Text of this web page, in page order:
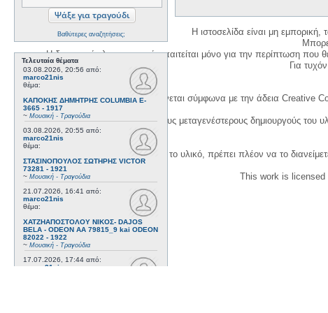
Βαθύτερες αναζητήσεις;
Τελευταία θέματα
03.08.2026, 20:56 από:
marco21nis
θέμα:
ΚΑΠΟΚΗΣ ΔΗΜΗΤΡΗΣ COLUMBIA E-
3665 - 1917
~ Μουσική - Τραγούδια
03.08.2026, 20:55 από:
marco21nis
θέμα:
ΣΤΑΣΙΝΟΠΟΥΛΟΣ ΣΩΤΗΡΗΣ VICTOR
73281 - 1921
~ Μουσική - Τραγούδια
21.07.2026, 16:41 από:
marco21nis
θέμα:
ΧΑΤΖΗΑΠΟΣΤΟΛΟΥ ΝΙΚΟΣ- DAJOS
BELA - ODEON AA 79815_9 kai ODEON
82022 - 1922
~ Μουσική - Τραγούδια
17.07.2026, 17:44 από:
marco21nis
Η ιστοσελίδα είναι μη
Η δημιουργία λογαριασμού απαιτείται μόνο για την περίπτωση
Για
Η χρήση του υλικού της σελίδας γίνεται σύμφωνα με την άδεια Creative
1. Να αναφέρετε τον αρχικό και τους μεταγενέστερους δημιουργούς
3. Αν διασκευάσετε με κάθε τρόπο το υλικό, πρέπει πλέον να το
This work is licensed